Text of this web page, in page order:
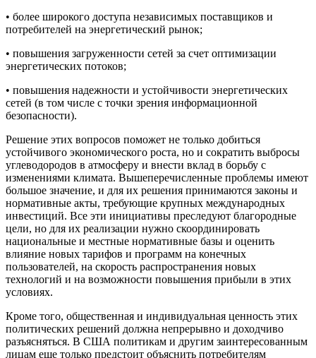
• более широкого доступа независимых поставщиков и
потребителей на энергетический рынок;
• повышения загруженности сетей за счет оптимизации
энергетических потоков;
• повышения надежности и устойчивости энергетических
сетей (в том числе с точки зрения информационной
безопасности).
Решение этих вопросов поможет не только добиться
устойчивого экономического роста, но и сократить выбросы
углеводородов в атмосферу и внести вклад в борьбу с
изменениями климата. Вышеперечисленные проблемы имеют
большое значение, и для их решения принимаются законы и
нормативные акты, требующие крупных международных
инвестиций. Все эти инициативы преследуют благородные
цели, но для их реализации нужно скоординировать
национальные и местные нормативные базы и оценить
влияние новых тарифов и программ на конечных
пользователей, на скорость распространения новых
технологий и на возможности повышения прибыли в этих
условиях.
Кроме того, общественная и индивидуальная ценность этих
политических решений должна непрерывно и доходчиво
разъясняться. В США политикам и другим заинтересованным
лицам еще только предстоит объяснить потребителям